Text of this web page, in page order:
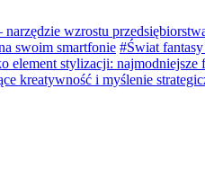
wzrostu
swoim smartfonie #Świat
element stylizacji: najmodniejsze
kreatywność i myślenie